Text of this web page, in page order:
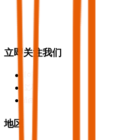
立即关注我们
地区